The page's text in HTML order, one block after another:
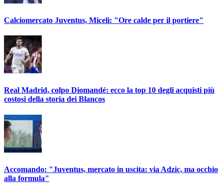
Calciomercato Juventus, Miceli: "Ore calde per il portiere"
Real Madrid, colpo Diomandé: ecco la top 10 degli acquisti più
costosi della storia dei Blancos
Accomando: "Juventus, mercato in uscita: via Adzic, ma occhio
alla formula"